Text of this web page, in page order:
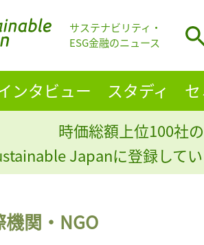
サステナビリティ・
ESG金融のニュース
ンタビュー スタディ
時価総額上位100社
Japanに登録して
関・NGO